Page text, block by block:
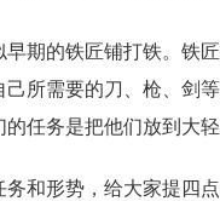
期的铁匠铺打铁。铁
所需要的刀、枪、剑
任务是把他们放到大
和形势，给大家提四